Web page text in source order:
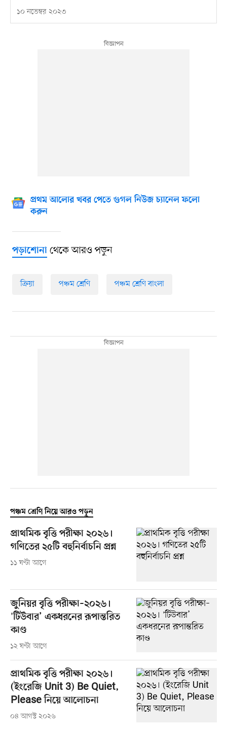
১০ নভেম্বর ২০২৩
প্রথম আলোর খবর পেতে গুগল নিউজ চ্যানেল ফলো
করুন
পড়াশোনাথেকে আরও পড়ুন
ক্রিয়া পঞ্চম শ্রেণি পঞ্চম শ্রেণি বাংলা
পঞ্চম শ্রেণি নিয়ে আরও পড়ুন
প্রাথমিক বৃত্তি পরীক্ষা ২০২৬।
গণিতের ২৫টি বহুনির্বাচনি প্রশ্ন
১১ ঘণ্টা আগে
জুনিয়র বৃত্তি পরীক্ষা–২০২৬।
'টিউবার’ একধরনের রূপান্তরিত
কাণ্ড
১২ ঘণ্টা আগে
প্রাথমিক বৃত্তি পরীক্ষা ২০২৬।
(ইংরেজি Unit 3) Be Quiet,
Please নিয়ে আলোচনা
০৪ আগস্ট ২০২৬